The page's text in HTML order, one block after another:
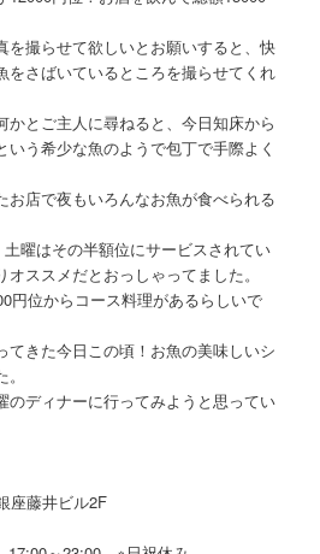
を撮らせて欲しいとお願いすると、快
をさばいているところを撮らせてくれ
かとご主人に尋ねると、今日知床から
いう希少な魚のようで包丁で手際よく
お店で夜もいろんなお魚が食べられる
曜はその半額位にサービスされてい
ススメだとおっしゃってました。
円位からコース料理があるらしいで
てきた今日この頃！お魚の美味しいシ
のディナーに行ってみようと思ってい
座藤井ビル2F